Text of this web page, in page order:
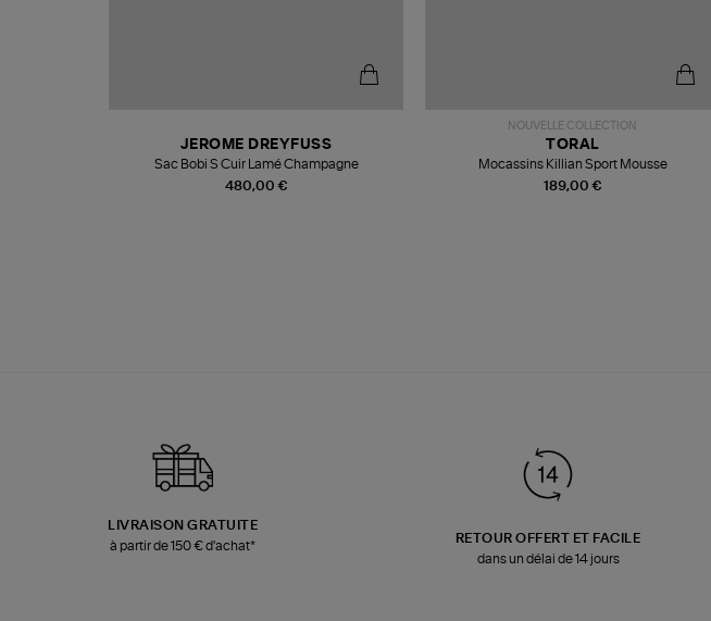
480,00 €
JEROME DREYFUSS
Sac Bobi S Cuir Lamé Champagne
NOUVELLE COLLECTION
189,00 €
TORAL
Mocassins Killian Sport Mousse
LIVRAISON GRATUITE
à partir de 150 € d'achat*
RETOUR OFFERT ET FACILE
dans un délai de 14 jours